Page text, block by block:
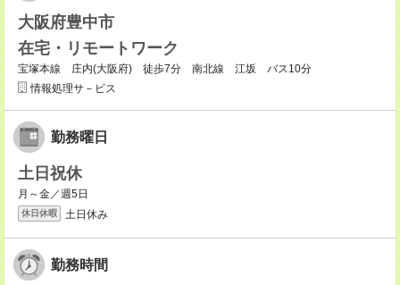
大阪府豊中市
在宅・リモートワーク
宝塚本線 庄内(大阪府) 徒歩7分 南北線 江坂 バス10分
情報処理サ－ビス
勤務曜日
土日祝休
月～金／週5日
休日休暇 土日休み
勤務時間